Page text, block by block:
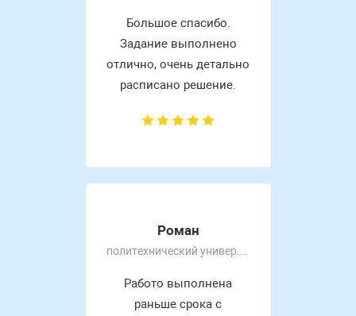
Большое спасибо.
Задание выполнено
отлично, очень детально
расписано решение.
Роман
Работо выполнена
раньше срока с